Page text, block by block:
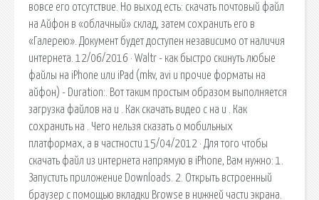
вовсе его отсутствие. Но выход есть: скачать почтовый файл
на Айфон в «облачный» склад, затем сохранить его в
«Галерею». Документ будет доступен независимо от наличия
интернета. 12/06/2016 · Waltr - как быстро скинуть любые
файлы на iPhone или iPad (mkv, avi и прочие форматы на
айфон) - Duration:. Вот таким простым образом выполняется
загрузка файлов на и . Как скачать видео с на и . Как
сохранить на . Чего нельзя сказать о мобильных
платформах, а в частности 15/04/2012 · Для того чтобы
скачать файл из интернета напрямую в iPhone, Вам нужно: 1.
Запустить приложение Downloads. 2. Открыть встроенный
браузер с помощью вкладки Browse в нижней части экрана.